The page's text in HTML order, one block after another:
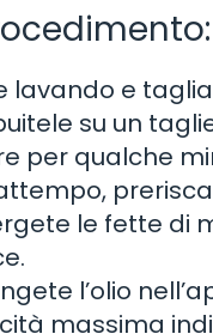
lavando e
su un
per qualche
le fette di
l’olio
massima